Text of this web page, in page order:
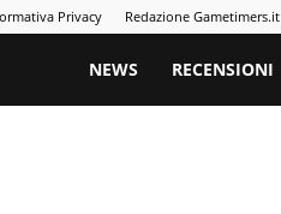
Privacy Redazione Gametimers.it
Gametimers
NEWS RECENSIONI